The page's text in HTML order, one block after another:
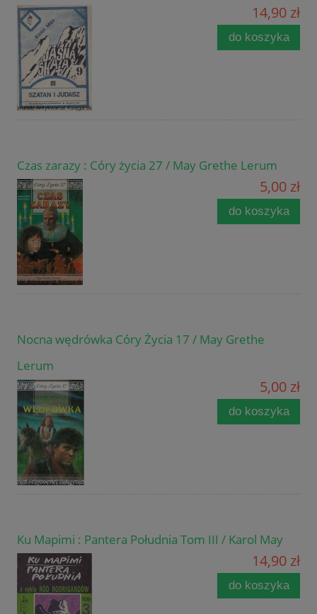
14,90 zł
do koszyka
Czas zarazy : Córy życia 27 / May Grethe Lerum
5,00 zł
do koszyka
Nocna wędrówka Córy Życia 17 / May Grethe
Lerum
5,00 zł
do koszyka
Ku Mapimi : Pantera Południa Tom III / Karol May
14,90 zł
do koszyka